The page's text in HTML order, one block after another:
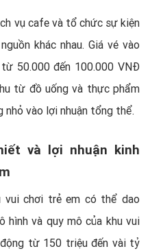
vụ cafe và tổ chức sự kiện
khác nhau. Giá vé vào
50.000 đến 100.000 VNĐ
từ đồ uống và thực phẩm
nhỏ vào lợi nhuận tổng thể.
và lợi nhuận kinh
chơi trẻ em có thể dao
hình và quy mô của khu vui
từ 150 triệu đến vài tỷ